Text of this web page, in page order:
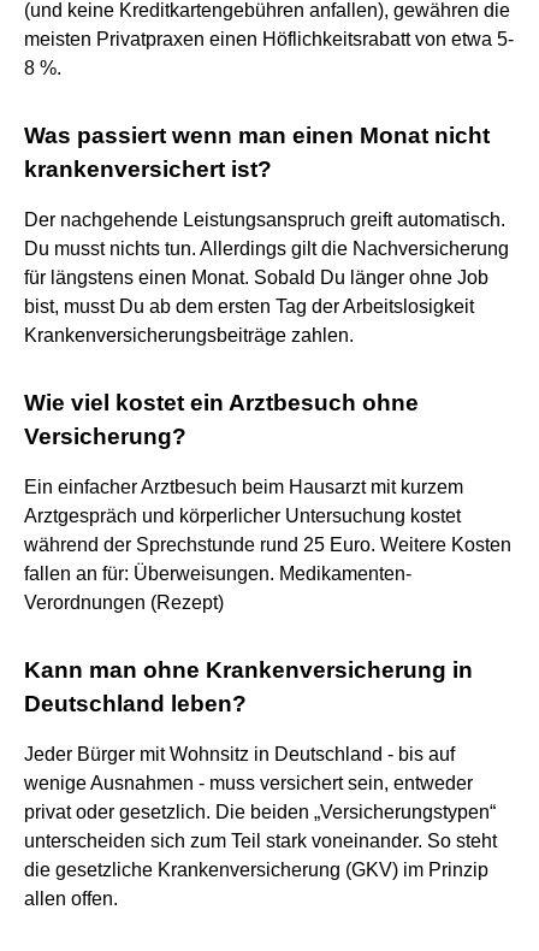
(und keine Kreditkartengebühren anfallen), gewähren die
meisten Privatpraxen einen Höflichkeitsrabatt von etwa 5-
8 %.
Was passiert wenn man einen Monat nicht
krankenversichert ist?
Der nachgehende Leistungsanspruch greift automatisch.
Du musst nichts tun. Allerdings gilt die Nachversicherung
für längstens einen Monat. Sobald Du länger ohne Job
bist, musst Du ab dem ersten Tag der Arbeitslosigkeit
Krankenversicherungsbeiträge zahlen.
Wie viel kostet ein Arztbesuch ohne
Versicherung?
Ein einfacher Arztbesuch beim Hausarzt mit kurzem
Arztgespräch und körperlicher Untersuchung kostet
während der Sprechstunde rund 25 Euro. Weitere Kosten
fallen an für: Überweisungen. Medikamenten-
Verordnungen (Rezept)
Kann man ohne Krankenversicherung in
Deutschland leben?
Jeder Bürger mit Wohnsitz in Deutschland - bis auf
wenige Ausnahmen - muss versichert sein, entweder
privat oder gesetzlich. Die beiden „Versicherungstypen“
unterscheiden sich zum Teil stark voneinander. So steht
die gesetzliche Krankenversicherung (GKV) im Prinzip
allen offen.